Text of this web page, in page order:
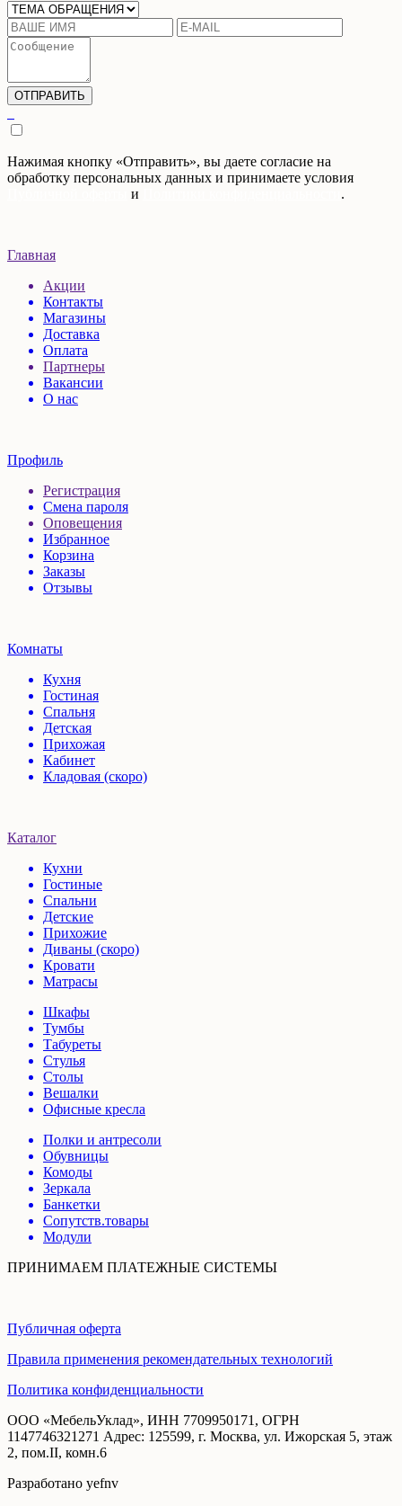
Нажимая кнопку «Отправить», вы даете согласие на
обработку персональных данных и принимаете условия
и .
Главная
Акции
Контакты
Магазины
Доставка
Оплата
Партнеры
Вакансии
О нас
Профиль
Регистрация
Смена пароля
Оповещения
Избранное
Корзина
Заказы
Отзывы
Комнаты
Кухня
Гостиная
Спальня
Детская
Прихожая
Кабинет
Кладовая (скоро)
Каталог
Кухни
Гостиные
Спальни
Детские
Прихожие
Диваны (скоро)
Кровати
Матрасы
Шкафы
Тумбы
Табуреты
Стулья
Столы
Вешалки
Офисные кресла
Полки и антресоли
Обувницы
Комоды
Зеркала
Банкетки
Сопутств.товары
Модули
ПРИНИМАЕМ ПЛАТЕЖНЫЕ СИСТЕМЫ
Публичная оферта
Правила применения рекомендательных технологий
Политика конфиденциальности
ООО «МебельУклад», ИНН 7709950171, ОГРН
1147746321271 Адрес: 125599, г. Москва, ул. Ижорская 5, этаж
2, пом.II, комн.6
Разработано yefnv